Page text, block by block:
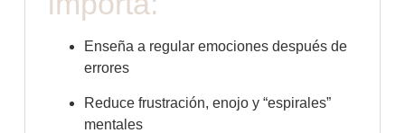
Enseña a regular emociones después de
errores
Reduce frustración, enojo y “espirales”
mentales